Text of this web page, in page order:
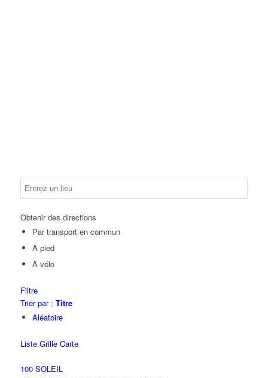
Obtenir des directions
Par transport en commun
A pied
À vélo
Filtre
Trier par : Titre
Aléatoire
Liste Grille Carte
100 SOLEIL